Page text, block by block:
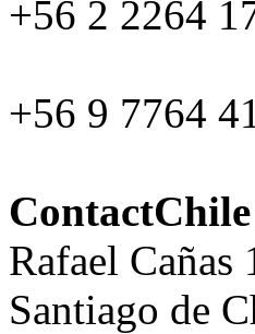
+56 2 2264
+56 9 7764
Rafael
Santiago de